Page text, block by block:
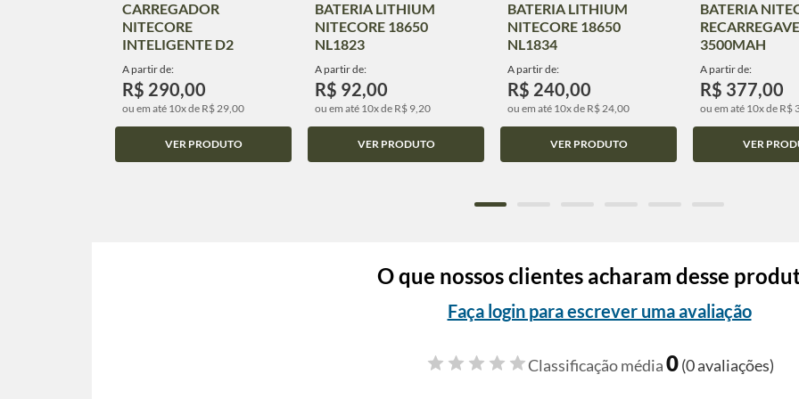
CARREGADOR
NITECORE
INTELIGENTE D2
A partir de:
R$ 290,00
ou em até 10x de R$ 29,00
VER PRODUTO
BATERIA LITHIUM
NITECORE 18650
NL1823
A partir de:
R$ 92,00
ou em até 10x de R$ 9,20
VER PRODUTO
BATERIA LITHIUM
NITECORE 18650
NL1834
A partir de:
R$ 240,00
ou em até 10x de R$ 24,00
VER PRODUTO
BATERIA
3500MAH
A partir de:
R$ 377,00
ou em até 10x de R$
VER
O que nossos clientes acharam desse
Faça login para escrever uma avaliação
Classificação média0(0 avaliações)